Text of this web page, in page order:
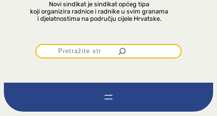
Novi sindikat je sindikat općeg tipa
koji organizira radnice i radnike u svim granama
i djelatnostima na području cijele Hrvatske.
P
r